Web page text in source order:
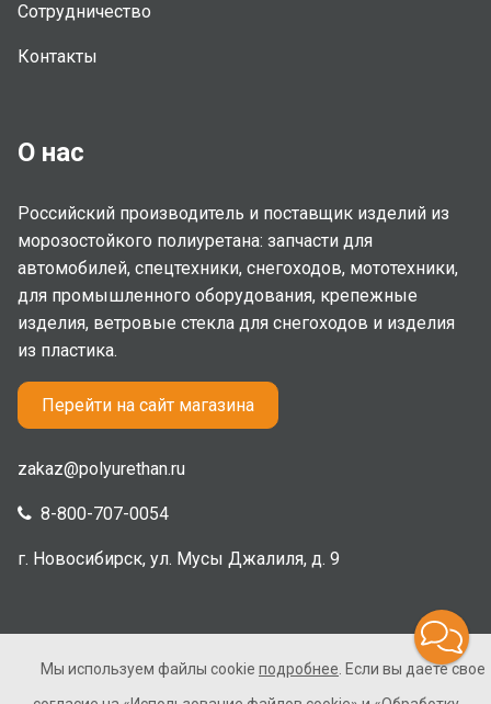
Сотрудничество
Контакты
О нас
Российский производитель и поставщик изделий из
морозостойкого полиуретана: запчасти для
автомобилей, спецтехники, снегоходов, мототехники,
для промышленного оборудования, крепежные
изделия, ветровые стекла для снегоходов и изделия
из пластика.
Перейти на сайт магазина
zakaz@polyurethan.ru
8-800-707-0054
г. Новосибирск, ул. Мусы Джалиля, д. 9
2005-2026 © Полиуретан. Все права защищены. Не
Мы используем файлы cookie подробнее . Если вы даете свое